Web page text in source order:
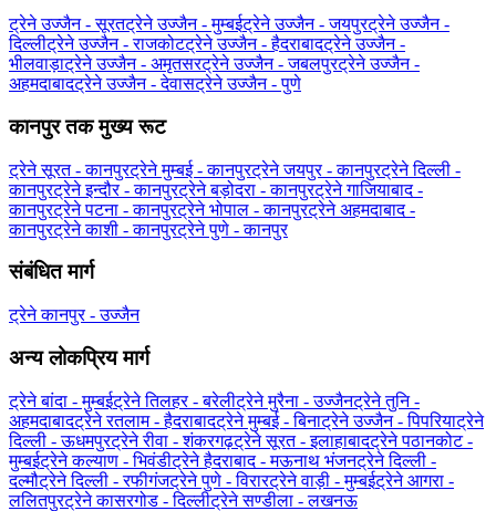
ट्रेने उज्जैन - सूरतट्रेने उज्जैन - मुम्बईट्रेने उज्जैन - जयपुरट्रेने उज्जैन -
दिल्लीट्रेने उज्जैन - राजकोटट्रेने उज्जैन - हैदराबादट्रेने उज्जैन -
भीलवाड़ाट्रेने उज्जैन - अमृतसरट्रेने उज्जैन - जबलपुरट्रेने उज्जैन -
अहमदाबादट्रेने उज्जैन - देवासट्रेने उज्जैन - पुणे
कानपुर तक मुख्य रूट
ट्रेने सूरत - कानपुरट्रेने मुम्बई - कानपुरट्रेने जयपुर - कानपुरट्रेने दिल्ली -
कानपुरट्रेने इन्दौर - कानपुरट्रेने बड़ोदरा - कानपुरट्रेने गाजियाबाद -
कानपुरट्रेने पटना - कानपुरट्रेने भोपाल - कानपुरट्रेने अहमदाबाद -
कानपुरट्रेने काशी - कानपुरट्रेने पुणे - कानपुर
संबंधित मार्ग
ट्रेने कानपुर - उज्जैन
अन्य लोकप्रिय मार्ग
ट्रेने बांदा - मुम्बईट्रेने तिलहर - बरेलीट्रेने मुरैना - उज्जैनट्रेने तुनि -
अहमदाबादट्रेने रतलाम - हैदराबादट्रेने मुम्बई - बिनाट्रेने उज्जैन - पिपरियाट्रेने
दिल्ली - ऊधमपुरट्रेने रीवा - शंकरगढ़ट्रेने सूरत - इलाहाबादट्रेने पठानकोट -
मुम्बईट्रेने कल्याण - भिवंडीट्रेने हैदराबाद - मऊनाथ भंजनट्रेने दिल्ली -
दल्मौट्रेने दिल्ली - रफीगंजट्रेने पुणे - विरारट्रेने वाड़ी - मुम्बईट्रेने आगरा -
ललितपुरट्रेने कासरगोड - दिल्लीट्रेने सण्डीला - लखनऊ